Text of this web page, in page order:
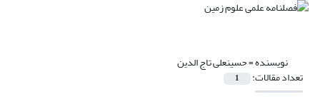
نویسنده =حسینعلی تاج الدین
تعداد مقالات: 1